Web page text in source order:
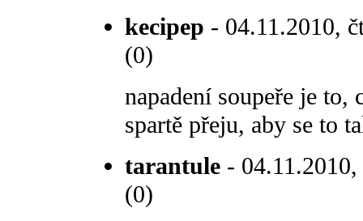
kecipep - 04.11.2010,
(0)
napadení soupeře je to,
spartě přeju, aby se to
tarantule -
(0)